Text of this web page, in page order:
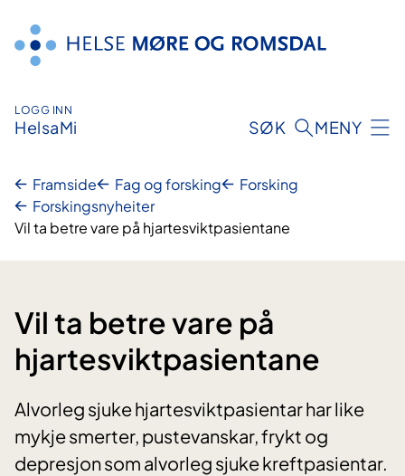
innhald
LOGG INN
HelsaMi SØK MENY
Framside Fag og forsking
Forsking
Forskingsnyheiter
Vil ta betre vare på hjartesviktpasientane
Vil ta betre vare på
hjartesviktpasientane
Alvorleg sjuke hjartesviktpasientar har like
mykje smerter, pustevanskar, frykt og
depresjon som alvorleg sjuke kreftpasientar.